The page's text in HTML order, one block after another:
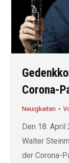
Corona-
Neuigkeiten
Den 18.
Walter
der Corona-